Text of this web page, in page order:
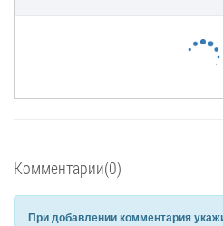
Комментарии(0)
При добавлении комментария